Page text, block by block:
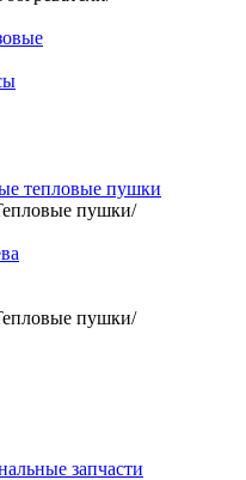
тепловые пушки
пушки/
пушки/